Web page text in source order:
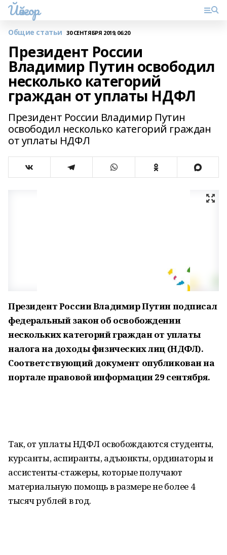
Йәйғор
Общие статьи 30 СЕНТЯБРЯ 2019, 06:20
Президент России
Владимир Путин освободил
несколько категорий
граждан от уплаты НДФЛ
Президент России Владимир Путин
освободил несколько категорий граждан
от уплаты НДФЛ
Президент России Владимир Путин подписал
федеральный закон об освобождении
нескольких категорий граждан от уплаты
налога на доходы физических лиц (НДФЛ).
Соответствующий документ опубликован на
портале правовой информации 29 сентября.
Так, от уплаты НДФЛ освобождаются студенты,
курсанты, аспиранты, адъюнкты, ординаторы и
ассистенты-стажеры, которые получают
материальную помощь в размере не более 4
тысяч рублей в год.